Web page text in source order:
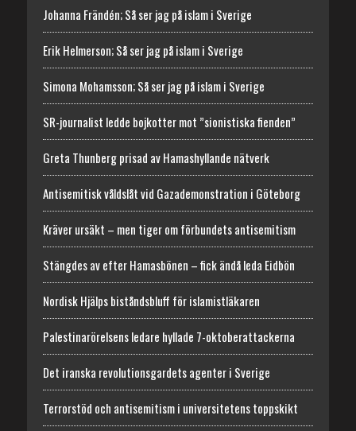
Johanna Frändén; Så ser jag på islam i Sverige
Erik Helmerson; Så ser jag på islam i Sverige
Simona Mohamsson; Så ser jag på islam i Sverige
SR-journalist ledde bojkotter mot ”sionistiska fienden”
Greta Thunberg prisad av Hamashyllande nätverk
Antisemitisk våldslåt vid Gazademonstration i Göteborg
Kräver ursäkt – men tiger om förbundets antisemitism
Stängdes av efter Hamasbönen – fick ändå leda Eidbön
Nordisk Hjälps biståndsbluff för islamistläkaren
Palestinarörelsens ledare hyllade 7-oktoberattackerna
Det iranska revolutionsgardets agenter i Sverige
Terrorstöd och antisemitism i universitetens toppskikt